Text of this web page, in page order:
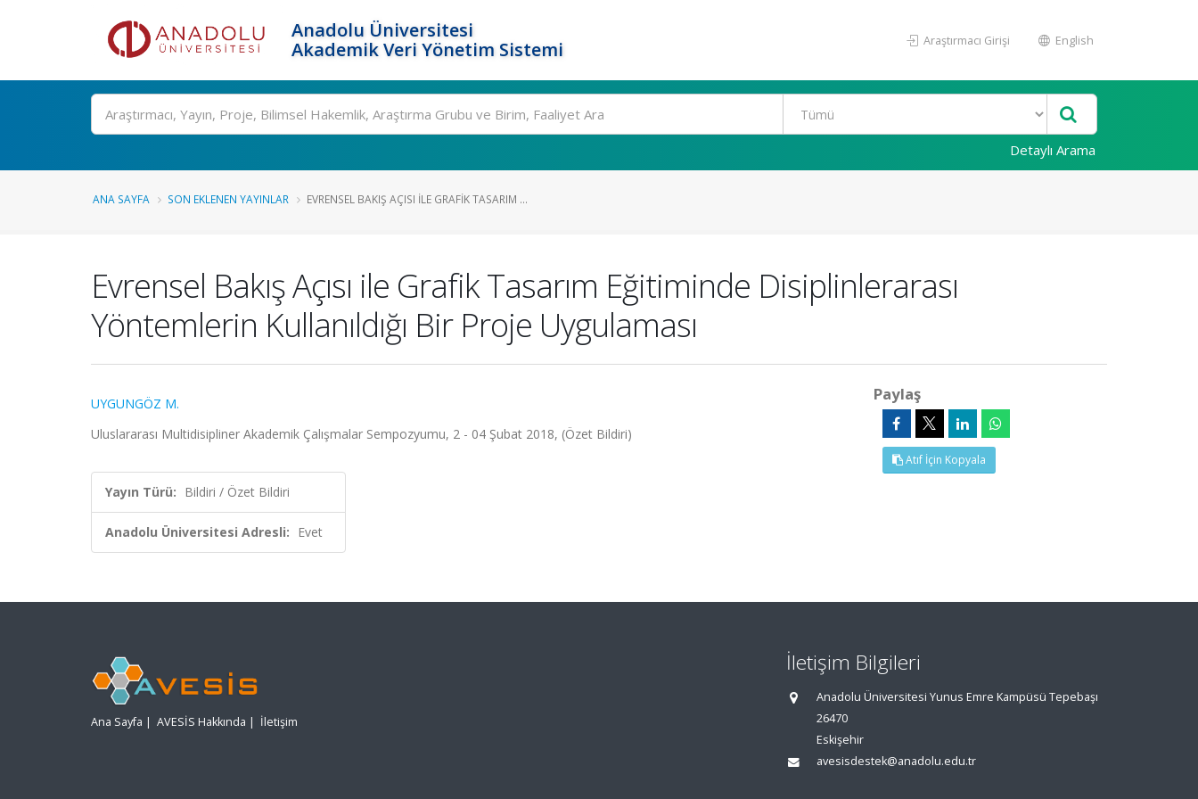
Anadolu Üniversitesi
Akademik Veri Yönetim Sistemi
Araştırmacı Girişi English
Ara
Detaylı Arama
ANA SAYFA SON EKLENEN YAYINLAR EVRENSEL BAKIŞ AÇISI ILE GRAFIK TASARIM ...
Evrensel Bakış Açısı ile Grafik Tasarım Eğitiminde Disiplinlerarası
Yöntemlerin Kullanıldığı Bir Proje Uygulaması
UYGUNGÖZ M.
Uluslararası Multidisipliner Akademik Çalışmalar Sempozyumu, 2 - 04 Şubat 2018, (Özet Bildiri)
Yayın Türü: Bildiri / Özet Bildiri
Anadolu Üniversitesi Adresli: Evet
Paylaş
Atıf İçin Kopyala
Ana Sayfa | AVESİS Hakkında | İletişim
İletişim Bilgileri
Anadolu Üniversitesi Yunus Emre Kampüsü Tepebaşı
26470
Eskişehir
avesisdestek@anadolu.edu.tr